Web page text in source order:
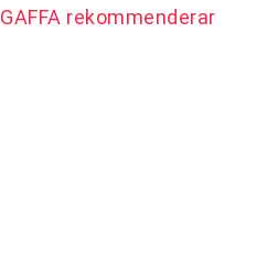
GAFFA rekommenderar